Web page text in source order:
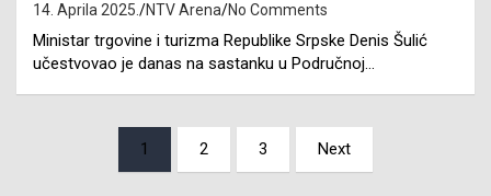
14. Aprila 2025. NTV Arena No Comments
Ministar trgovine i turizma Republike Srpske Denis Šulić
učestvovao je danas na sastanku u Područnoj…
pagination
1 2 3 Next